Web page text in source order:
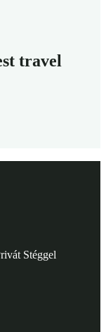
travel
Stéggel